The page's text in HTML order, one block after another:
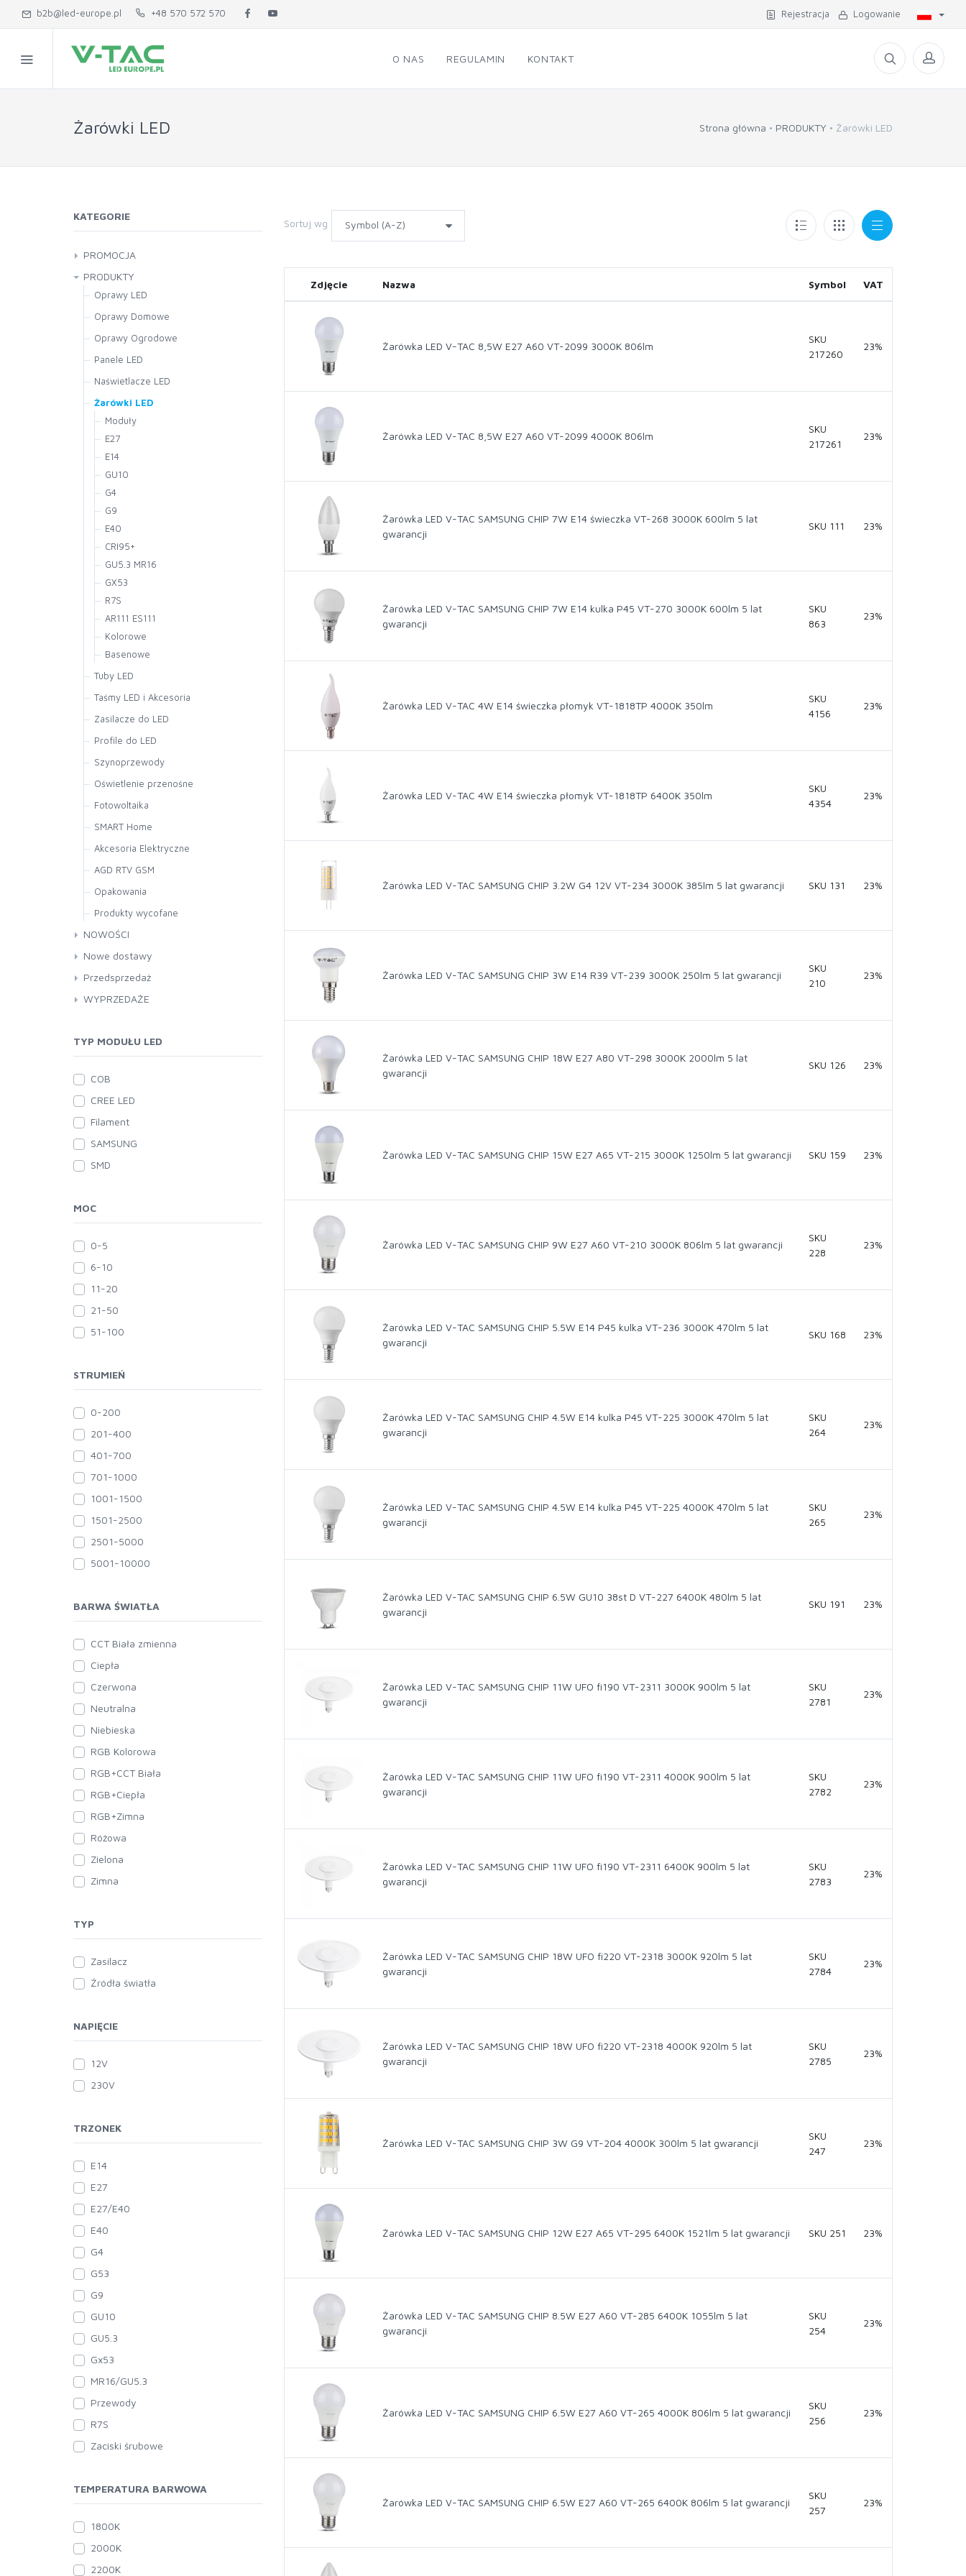
b2b@led-europe.pl +48 570 572 570 Rejestracja Logowanie
O NAS REGULAMIN KONTAKT
Żarówki LED Strona główna PRODUKTY Żarówki LED
Sortuj wg
Zdjęcie Nazwa Symbol VAT
Żarówka LED V-TAC 8,5W E27 A60 VT-2099 3000K 806lm
SKU
217260
23%
Żarówka LED V-TAC 8,5W E27 A60 VT-2099 4000K 806lm
SKU
217261
23%
Żarówka LED V-TAC SAMSUNG CHIP 7W E14 świeczka VT-268 3000K 600lm 5 lat
gwarancji
SKU 111 23%
Żarówka LED V-TAC SAMSUNG CHIP 7W E14 kulka P45 VT-270 3000K 600lm 5 lat
gwarancji
SKU
863
23%
Żarówka LED V-TAC 4W E14 świeczka płomyk VT-1818TP 4000K 350lm
SKU
4156
23%
Żarówka LED V-TAC 4W E14 świeczka płomyk VT-1818TP 6400K 350lm
SKU
4354
23%
Żarówka LED V-TAC SAMSUNG CHIP 3.2W G4 12V VT-234 3000K 385lm 5 lat gwarancji SKU 131 23%
Żarówka LED V-TAC SAMSUNG CHIP 3W E14 R39 VT-239 3000K 250lm 5 lat gwarancji
SKU
210
23%
Żarówka LED V-TAC SAMSUNG CHIP 18W E27 A80 VT-298 3000K 2000lm 5 lat
gwarancji
SKU 126 23%
Żarówka LED V-TAC SAMSUNG CHIP 15W E27 A65 VT-215 3000K 1250lm 5 lat gwarancji SKU 159 23%
Żarówka LED V-TAC SAMSUNG CHIP 9W E27 A60 VT-210 3000K 806lm 5 lat gwarancji
SKU
228
23%
Żarówka LED V-TAC SAMSUNG CHIP 5.5W E14 P45 kulka VT-236 3000K 470lm 5 lat
gwarancji
SKU 168 23%
Żarówka LED V-TAC SAMSUNG CHIP 4.5W E14 kulka P45 VT-225 3000K 470lm 5 lat
gwarancji
SKU
264
23%
Żarówka LED V-TAC SAMSUNG CHIP 4.5W E14 kulka P45 VT-225 4000K 470lm 5 lat
gwarancji
SKU
265
23%
Żarówka LED V-TAC SAMSUNG CHIP 6.5W GU10 38st D VT-227 6400K 480lm 5 lat
gwarancji
SKU 191 23%
Żarówka LED V-TAC SAMSUNG CHIP 11W UFO fi190 VT-2311 3000K 900lm 5 lat
gwarancji
SKU
2781
23%
Żarówka LED V-TAC SAMSUNG CHIP 11W UFO fi190 VT-2311 4000K 900lm 5 lat
gwarancji
SKU
2782
23%
Żarówka LED V-TAC SAMSUNG CHIP 11W UFO fi190 VT-2311 6400K 900lm 5 lat
gwarancji
SKU
2783
23%
Żarówka LED V-TAC SAMSUNG CHIP 18W UFO fi220 VT-2318 3000K 920lm 5 lat
gwarancji
SKU
2784
23%
Żarówka LED V-TAC SAMSUNG CHIP 18W UFO fi220 VT-2318 4000K 920lm 5 lat
gwarancji
SKU
2785
23%
Żarówka LED V-TAC SAMSUNG CHIP 3W G9 VT-204 4000K 300lm 5 lat gwarancji
SKU
247
23%
Żarówka LED V-TAC SAMSUNG CHIP 12W E27 A65 VT-295 6400K 1521lm 5 lat gwarancji SKU 251 23%
Żarówka LED V-TAC SAMSUNG CHIP 8.5W E27 A60 VT-285 6400K 1055lm 5 lat
gwarancji
SKU
254
23%
Żarówka LED V-TAC SAMSUNG CHIP 6.5W E27 A60 VT-265 4000K 806lm 5 lat gwarancji
SKU
256
23%
Żarówka LED V-TAC SAMSUNG CHIP 6.5W E27 A60 VT-265 6400K 806lm 5 lat gwarancji
SKU
257
23%
KATEGORIE
PROMOCJA
PRODUKTY
Oprawy LED
Oprawy Domowe
Oprawy Ogrodowe
Panele LED
Naświetlacze LED
Żarówki LED
Moduły
E27
E27 Główny szereg
Kulki
Świeczki E27
Vintage
Filament
Z pilotem
UFO
T37 Rurkowe
R63
R80
PAR20
PAR30
PAR38
Awaryjne
Inne
E14
Świeczki
Kulki
ST26
Filament
T20
T37 Rurkowe
R39
R50
Z pilotem
GU10
GU10 Klasyczne
Z pilotem
G4
G9
E40
CRI95+
GU5.3 MR16
GX53
R7S
AR111 ES111
Kolorowe
Basenowe
Tuby LED
Taśmy LED i Akcesoria
Zasilacze do LED
Profile do LED
Szynoprzewody
Oświetlenie przenośne
Fotowoltaika
SMART Home
Akcesoria Elektryczne
AGD RTV GSM
Opakowania
Produkty wycofane
NOWOŚCI
Nowe dostawy
Przedsprzedaż
WYPRZEDAŻE
TYP MODUŁU LED
COB
CREE LED
Filament
SAMSUNG
SMD
MOC
0-5
6-10
11-20
21-50
51-100
STRUMIEŃ
0-200
201-400
401-700
701-1000
1001-1500
1501-2500
2501-5000
5001-10000
BARWA ŚWIATŁA
CCT Biała zmienna
Ciepła
Czerwona
Neutralna
Niebieska
RGB Kolorowa
RGB+CCT Biała
RGB+Ciepła
RGB+Zimna
Różowa
Zielona
Zimna
TYP
Zasilacz
Źródła światła
NAPIĘCIE
12V
230V
TRZONEK
E14
E27
E27/E40
E40
G4
G53
G9
GU10
GU5.3
Gx53
MR16/GU5.3
Przewody
R7S
Zaciski śrubowe
TEMPERATURA BARWOWA
1800K
2000K
2200K